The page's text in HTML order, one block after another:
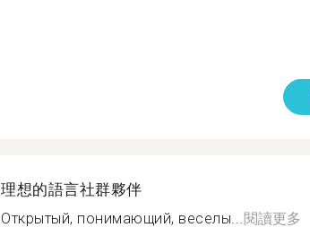
理想的語言社群夥伴
Открытый, понимающий, веселы...閱讀更多